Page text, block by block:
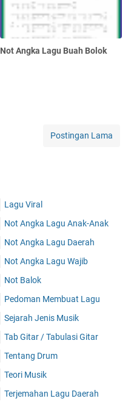
Not Angka Lagu Buah Bolok
Postingan Lama
Lagu Viral
Not Angka Lagu Anak-Anak
Not Angka Lagu Daerah
Not Angka Lagu Wajib
Not Balok
Pedoman Membuat Lagu
Sejarah Jenis Musik
Tab Gitar / Tabulasi Gitar
Tentang Drum
Teori Musik
Terjemahan Lagu Daerah